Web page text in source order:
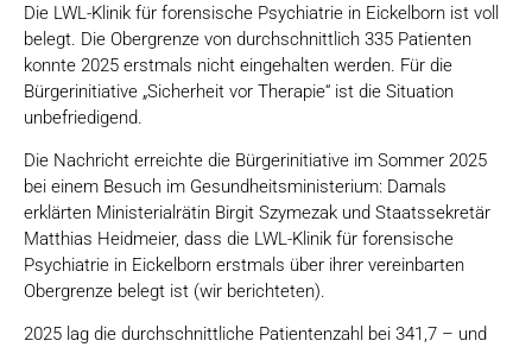
Die LWL-Klinik für forensische Psychiatrie in Eickelborn ist voll
belegt. Die Obergrenze von durchschnittlich 335 Patienten
konnte 2025 erstmals nicht eingehalten werden. Für die
Bürgerinitiative „Sicherheit vor Therapie“ ist die Situation
unbefriedigend.
Die Nachricht erreichte die Bürgerinitiative im Sommer 2025
bei einem Besuch im Gesundheitsministerium: Damals
erklärten Ministerialrätin Birgit Szymezak und Staatssekretär
Matthias Heidmeier, dass die LWL-Klinik für forensische
Psychiatrie in Eickelborn erstmals über ihrer vereinbarten
Obergrenze belegt ist (wir berichteten).
2025 lag die durchschnittliche Patientenzahl bei 341,7 – und